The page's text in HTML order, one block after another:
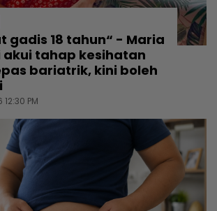
gadis 18 tahun“ - Maria
akui tahap kesihatan
bariatrik, kini boleh
PM